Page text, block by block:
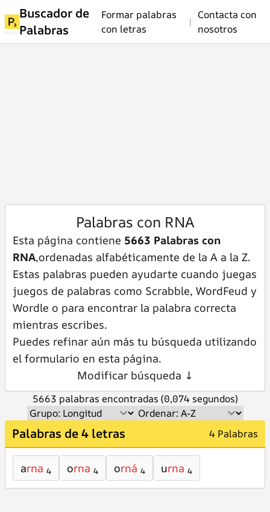
Buscador de
Palabras
Formar palabras
con letras
|
Contacta con
nosotros
Palabras con RNA
Esta página contiene 5663 Palabras con
RNA,ordenadas alfabéticamente de la A a la Z.
Estas palabras pueden ayudarte cuando juegas
juegos de palabras como Scrabble, WordFeud y
Wordle o para encontrar la palabra correcta
mientras escribes.
Puedes refinar aún más tu búsqueda utilizando
el formulario en esta página.
Modificar búsqueda ↓
5663 palabras encontradas (0,074 segundos)
Palabras de 4 letras 4 Palabras
arna 4 orna 4 orná 4 urna 4